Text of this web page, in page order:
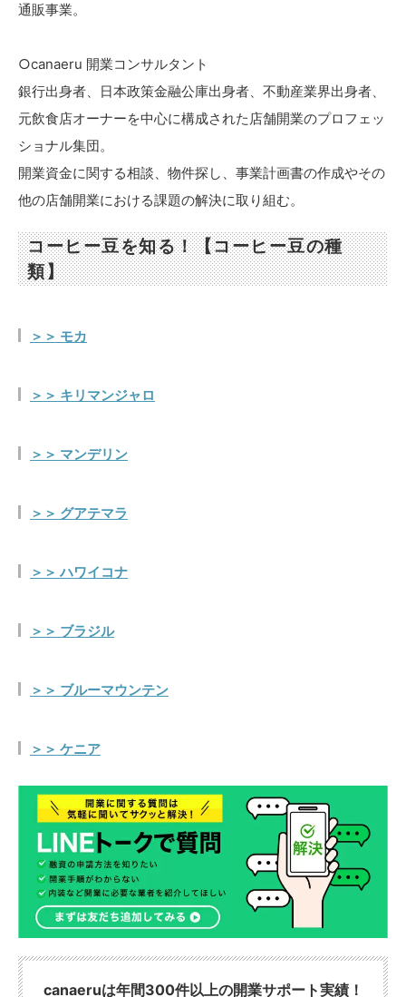
通販事業。
○canaeru 開業コンサルタント
銀行出身者、日本政策金融公庫出身者、不動産業界出身者、
元飲食店オーナーを中心に構成された店舗開業のプロフェッ
ショナル集団。
開業資金に関する相談、物件探し、事業計画書の作成やその
他の店舗開業における課題の解決に取り組む。
コーヒー豆を知る！【コーヒー豆の種
類】
＞＞ モカ
＞＞ キリマンジャロ
＞＞ マンデリン
＞＞ グアテマラ
＞＞ ハワイコナ
＞＞ ブラジル
＞＞ ブルーマウンテン
＞＞ ケニア
canaeruは年間300件以上の開業サポート実績！